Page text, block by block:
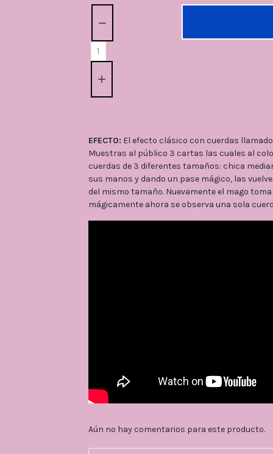
EFECTO: El efecto clásico con cuerdas
Muestras al público 3 cartas las cuales al
cuerdas de 3 diferentes tamaños: chica
sus manos y dando un pase mágico, las
del mismo tamaño. Nuevamente el mago
mágicamente ahora se observa una sola
Aún no hay comentarios para este producto.